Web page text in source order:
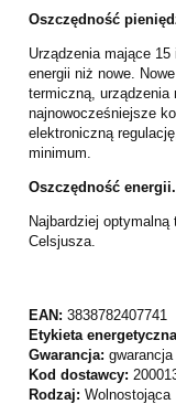
Oszczędność
Urządzenia mające
energii niż nowe.
termiczną, urządzenia
najnowocześniejsze
elektroniczną
minimum.
Oszczędność energii.
Najbardziej
Celsjusza.
EAN: 3838782407741
Etykieta
Gwarancja:
Kod dostawcy:
Rodzaj: Wolnostojąca